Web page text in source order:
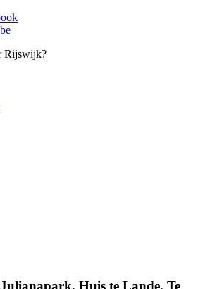
Rijswijk?
Julianapark, Huis te Lande, Te